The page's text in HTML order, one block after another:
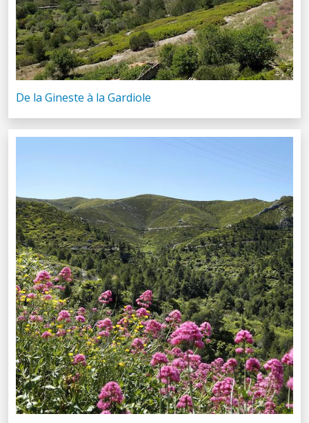
De la Gineste à la Gardiole